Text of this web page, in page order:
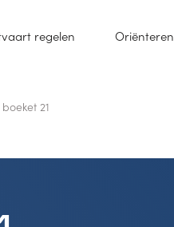
regelen Oriënteren
21